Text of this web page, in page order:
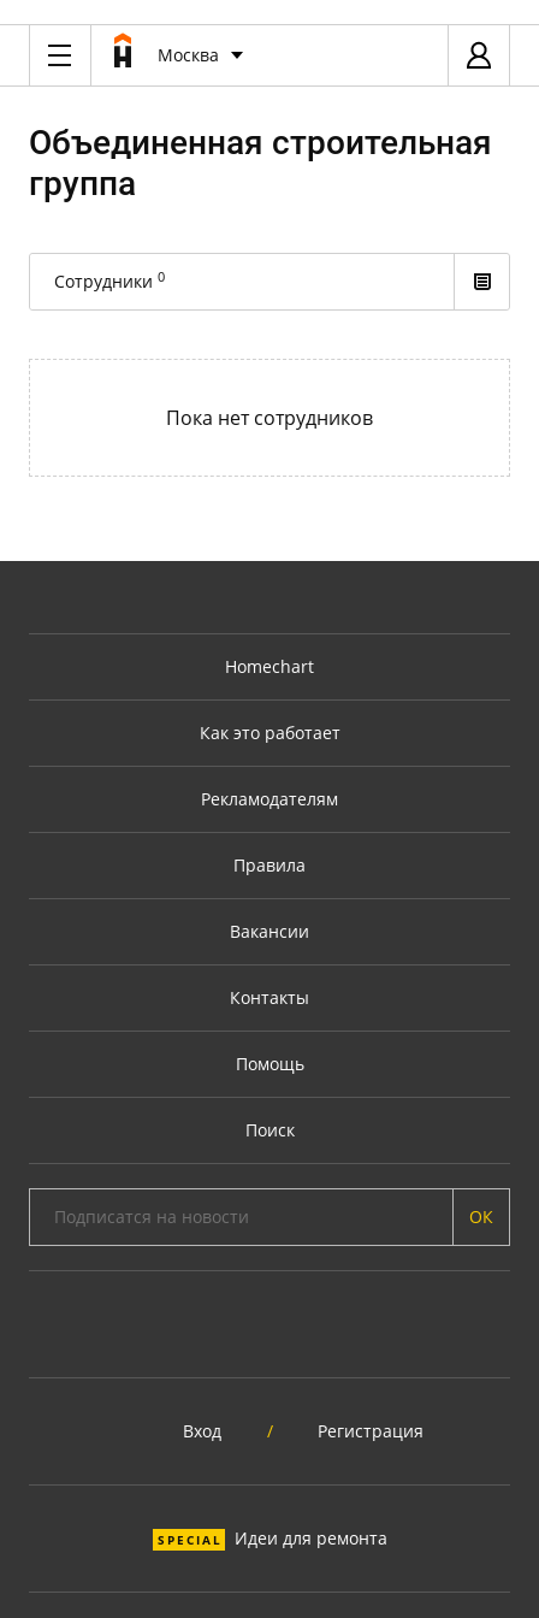
Москва
Объединенная строительная
группа
Сотрудники 0
Пока нет сотрудников
Homechart
Как это работает
Рекламодателям
Правила
Вакансии
Контакты
Помощь
Поиск
ОК
Вход / Регистрация
SPECIAL Идеи для ремонта